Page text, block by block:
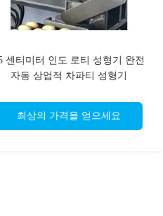
센티미터 인도 로티 성형기 완전
자동 상업적 차파티 성형기
최상의 가격을 얻으세요